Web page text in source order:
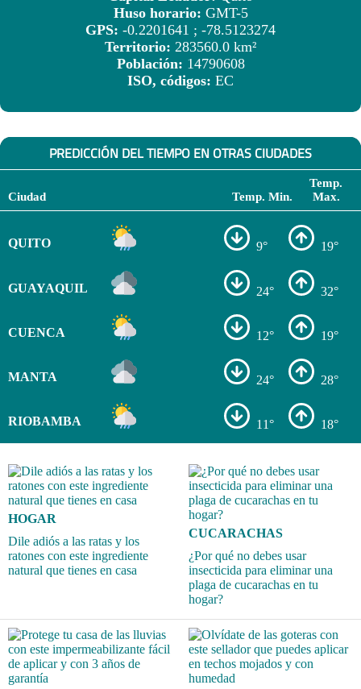
Huso horario: GMT-5
GPS: -0.2201641 ; -78.5123274
Territorio: 283560.0 km²
Población: 14790608
ISO, códigos: EC
PREDICCIÓN DEL TIEMPO EN OTRAS CIUDADES
Ciudad Temp. Min.
Temp.
Max.
QUITO 9° 19°
GUAYAQUIL 24° 32°
CUENCA 12° 19°
MANTA 24° 28°
RIOBAMBA 11° 18°
HOGAR
Dile adiós a las ratas y los
ratones con este ingrediente
natural que tienes en casa
CUCARACHAS
¿Por qué no debes usar
insecticida para eliminar una
plaga de cucarachas en tu
hogar?